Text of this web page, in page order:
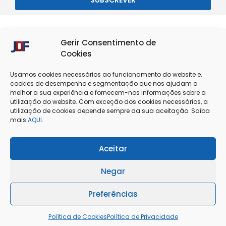
Gerir Consentimento de
Cookies
Usamos cookies necessários ao funcionamento do website e,
cookies de desempenho e segmentação que nos ajudam a
melhor a sua experiência e fornecem-nos informações sobre a
utilização do website. Com exceção dos cookies necessários, a
utilização de cookies depende sempre da sua aceitação. Saiba
mais AQUI.
Aceitar
Negar
Preferências
Política de CookiesPolítica de Privacidade
Termos & Condições
Política de Privacidade
Política de Cookies
Resolução de Conflitos
@Copyright 2025 - J. Dias Ferreira Lda